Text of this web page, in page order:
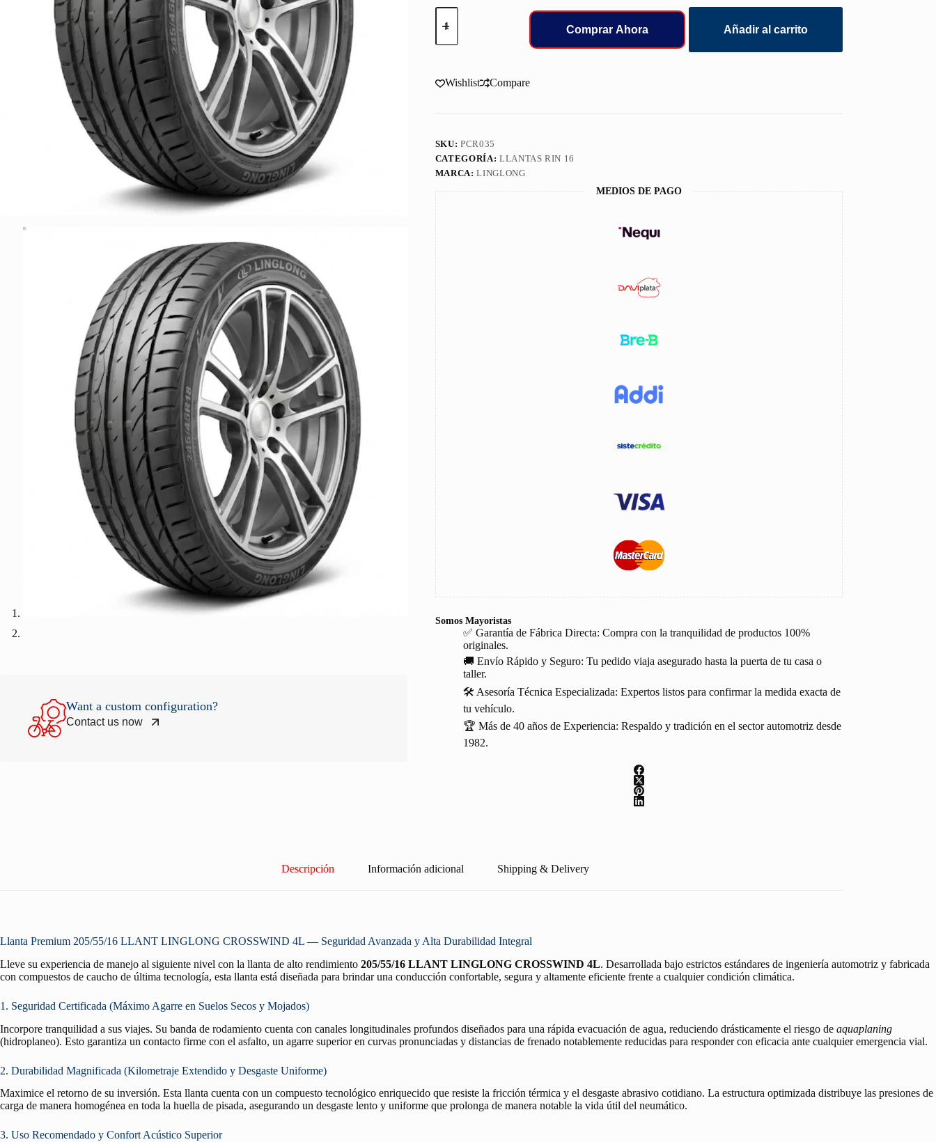
Want a custom configuration?
Contact us now
205/55/16
LLANT
CROSSWIND
Comprar Ahora Añadir al carrito
Wishlist Compare
SKU:PCR035
CATEGORÍA: LLANTAS RIN 16
MARCA:LINGLONG
MEDIOS DE PAGO
Somos Mayoristas
✅ Garantía de Fábrica Directa: Compra con la tranquilidad de productos 100%
originales.
🚚 Envío Rápido y Seguro: Tu pedido viaja asegurado hasta la puerta de tu casa o
taller.
🛠️ Asesoría Técnica Especializada: Expertos listos para confirmar la medida exacta de
tu vehículo.
🏆 Más de 40 años de Experiencia: Respaldo y tradición en el sector automotriz desde
1982.
Descripción Información adicional Shipping & Delivery
Llanta Premium 205/55/16 LLANT LINGLONG CROSSWIND 4L — Seguridad Avanzada y Alta Durabilidad Integral
Lleve su experiencia de manejo al siguiente nivel con la llanta de alto rendimiento 205/55/16 LLANT LINGLONG CROSSWIND 4L. Desarrollada bajo estrictos estándares de ingeniería automotriz y fabricada
con compuestos de caucho de última tecnología, esta llanta está diseñada para brindar una conducción confortable, segura y altamente eficiente frente a cualquier condición climática.
1. Seguridad Certificada (Máximo Agarre en Suelos Secos y Mojados)
Incorpore tranquilidad a sus viajes. Su banda de rodamiento cuenta con canales longitudinales profundos diseñados para una rápida evacuación de agua, reduciendo drásticamente el riesgo de aquaplaning
(hidroplaneo). Esto garantiza un contacto firme con el asfalto, un agarre superior en curvas pronunciadas y distancias de frenado notablemente reducidas para responder con eficacia ante cualquier emergencia vial.
2. Durabilidad Magnificada (Kilometraje Extendido y Desgaste Uniforme)
Maximice el retorno de su inversión. Esta llanta cuenta con un compuesto tecnológico enriquecido que resiste la fricción térmica y el desgaste abrasivo cotidiano. La estructura optimizada distribuye las presiones de
carga de manera homogénea en toda la huella de pisada, asegurando un desgaste lento y uniforme que prolonga de manera notable la vida útil del neumático.
3. Uso Recomendado y Confort Acústico Superior